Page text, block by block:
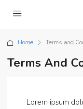
Home Terms and
Terms And
Lorem ipsum